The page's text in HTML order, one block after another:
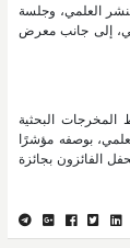
العلمي، وجلسة
إلى جانب معرض
المخرجات البحثية
بوصفه مؤشرًا
الفائزون بجائزة